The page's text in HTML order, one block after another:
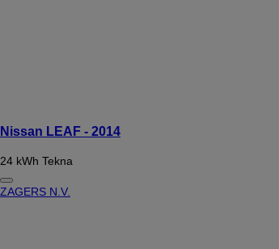
Nissan LEAF - 2014
24 kWh Tekna
ZAGERS N.V.